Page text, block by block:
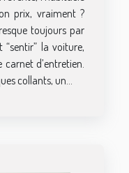
prix, vraiment ?
toujours par
“sentir” la voiture,
d’entretien.
collants, un...